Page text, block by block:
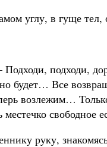
углу, в гуще тел,
Подходи, подходи,
будет… Все
возлежим…
свободное
руку,